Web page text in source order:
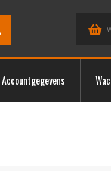
Accountgegevens